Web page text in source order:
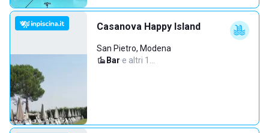
Casanova Happy Island
San Pietro, Modena
Bar·e altri 1…